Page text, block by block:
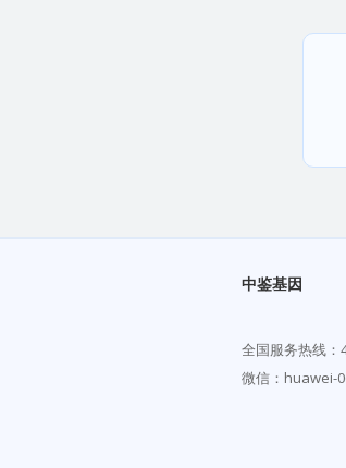
中鉴基因
全国服务热线：
微信：huawei-